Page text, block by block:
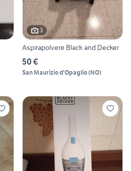
3
Aspirapolvere Black and Decker
50 €
San Maurizio d'Opaglio(NO)